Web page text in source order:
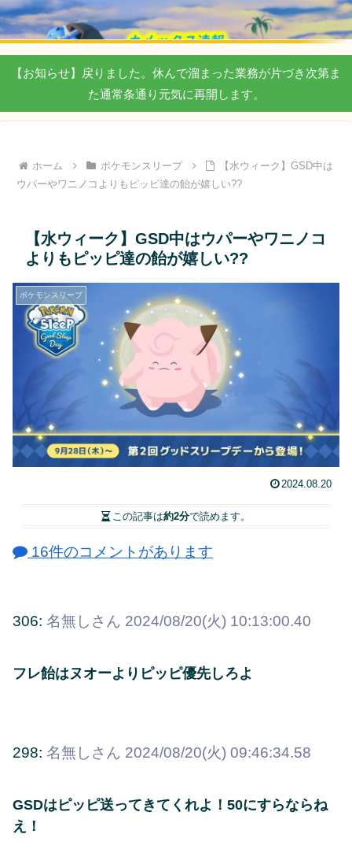
【お知らせ】戻りました。休んで溜まった業務が片づき次第ま
た通常条通り元気に再開します。
ホーム ポケモンスリープ
【水ウィーク】GSD中は
ウパーやワニノコよりもピッピ達の飴が嬉しい??
【水ウィーク】GSD中はウパーやワニノコ
よりもピッピ達の飴が嬉しい??
ポケモンスリープ
2024.08.20
この記事は約2分で読めます。
16件のコメントがあります
306: 名無しさん 2024/08/20(火) 10:13:00.40
フレ飴はヌオーよりピッピ優先しろよ
298: 名無しさん 2024/08/20(火) 09:46:34.58
GSDはピッピ送ってきてくれよ！50にすらならね
え！